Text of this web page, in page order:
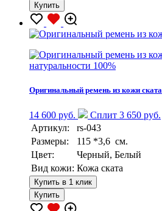
Купить
натуральности 100%
Оригинальный ремень из кожи ската
14 600 руб.
Сплит 3 650 руб.
Артикул:
rs-043
Размеры:
115 *3,6 см.
Цвет:
Черный, Белый
Вид кожи: Кожа ската
Купить в 1 клик
Купить